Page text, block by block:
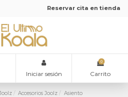
Reservar cita en tienda
Iniciar sesión
0
Carrito
Accesorios Joolz
Asiento